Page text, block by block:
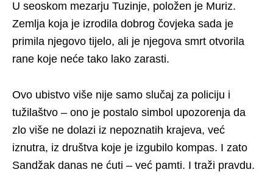
U seoskom mezarju Tuzinje, položen je Muriz.
Zemlja koja je izrodila dobrog čovjeka sada je
primila njegovo tijelo, ali je njegova smrt otvorila
rane koje neće tako lako zarasti.
Ovo ubistvo više nije samo slučaj za policiju i
tužilaštvo – ono je postalo simbol upozorenja da
zlo više ne dolazi iz nepoznatih krajeva, već
iznutra, iz društva koje je izgubilo kompas. I zato
Sandžak danas ne ćuti – već pamti. I traži pravdu.